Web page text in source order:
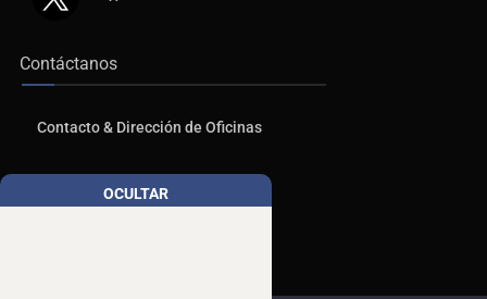
Contáctanos
Contacto & Dirección de Oficinas
PublicidadOCULTAR